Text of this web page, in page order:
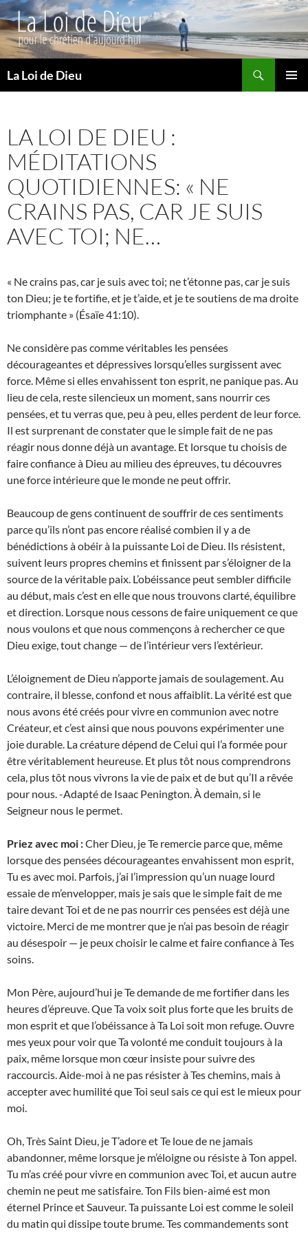
La Loi de Dieu
LA LOI DE DIEU :
MÉDITATIONS
QUOTIDIENNES: « NE
CRAINS PAS, CAR JE SUIS
AVEC TOI; NE…
« Ne crains pas, car je suis avec toi; ne t’étonne pas, car je suis
ton Dieu; je te fortifie, et je t’aide, et je te soutiens de ma droite
triomphante » (Ésaïe 41:10).
Ne considère pas comme véritables les pensées
décourageantes et dépressives lorsqu’elles surgissent avec
force. Même si elles envahissent ton esprit, ne panique pas. Au
lieu de cela, reste silencieux un moment, sans nourrir ces
pensées, et tu verras que, peu à peu, elles perdent de leur force.
Il est surprenant de constater que le simple fait de ne pas
réagir nous donne déjà un avantage. Et lorsque tu choisis de
faire confiance à Dieu au milieu des épreuves, tu découvres
une force intérieure que le monde ne peut offrir.
Beaucoup de gens continuent de souffrir de ces sentiments
parce qu’ils n’ont pas encore réalisé combien il y a de
bénédictions à obéir à la puissante Loi de Dieu. Ils résistent,
suivent leurs propres chemins et finissent par s’éloigner de la
source de la véritable paix. L’obéissance peut sembler difficile
au début, mais c’est en elle que nous trouvons clarté, équilibre
et direction. Lorsque nous cessons de faire uniquement ce que
nous voulons et que nous commençons à rechercher ce que
Dieu exige, tout change — de l’intérieur vers l’extérieur.
L’éloignement de Dieu n’apporte jamais de soulagement. Au
contraire, il blesse, confond et nous affaiblit. La vérité est que
nous avons été créés pour vivre en communion avec notre
Créateur, et c’est ainsi que nous pouvons expérimenter une
joie durable. La créature dépend de Celui qui l’a formée pour
être véritablement heureuse. Et plus tôt nous comprendrons
cela, plus tôt nous vivrons la vie de paix et de but qu’Il a rêvée
pour nous. -Adapté de Isaac Penington. À demain, si le
Seigneur nous le permet.
Priez avec moi :Cher Dieu, je Te remercie parce que, même
lorsque des pensées décourageantes envahissent mon esprit,
Tu es avec moi. Parfois, j’ai l’impression qu’un nuage lourd
essaie de m’envelopper, mais je sais que le simple fait de me
taire devant Toi et de ne pas nourrir ces pensées est déjà une
victoire. Merci de me montrer que je n’ai pas besoin de réagir
au désespoir — je peux choisir le calme et faire confiance à Tes
soins.
Mon Père, aujourd’hui je Te demande de me fortifier dans les
heures d’épreuve. Que Ta voix soit plus forte que les bruits de
mon esprit et que l’obéissance à Ta Loi soit mon refuge. Ouvre
mes yeux pour voir que Ta volonté me conduit toujours à la
paix, même lorsque mon cœur insiste pour suivre des
raccourcis. Aide-moi à ne pas résister à Tes chemins, mais à
accepter avec humilité que Toi seul sais ce qui est le mieux pour
moi.
Oh, Très Saint Dieu, je T’adore et Te loue de ne jamais
abandonner, même lorsque je m’éloigne ou résiste à Ton appel.
Tu m’as créé pour vivre en communion avec Toi, et aucun autre
chemin ne peut me satisfaire. Ton Fils bien-aimé est mon
éternel Prince et Sauveur. Ta puissante Loi est comme le soleil
du matin qui dissipe toute brume. Tes commandements sont